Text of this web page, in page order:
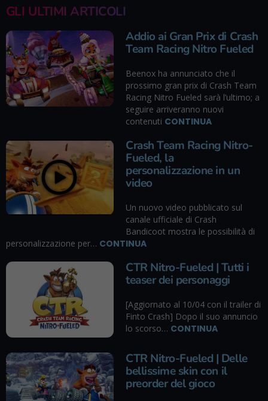
GLI ULTIMI ARTICOLI
Addio ai Gran Prix di Crash
Team Racing Nitro Fueled
Beenox ha annunciato che il
prossimo gran prix di Crash Team
Racing Nitro Fueled sarà l’ultimo; a
seguire arriveranno nuovi
contenuti CONTINUA
Crash Team Racing Nitro-
Fueled, la
personalizzazione in un
video
Un nuovo video pubblicato sul
canale ufficiale di Crash
Bandicoot mostra le possibilità di
personalizzazione per… CONTINUA
CTR Nitro-Fueled | Tutti i
teaser dei personaggi
[Aggiornato al 10/04 con il trailer di
Finto Crash] Dopo il suo annuncio
lo scorso… CONTINUA
CTR Nitro-Fueled | Delle
bellissime skin con il
preorder del gioco